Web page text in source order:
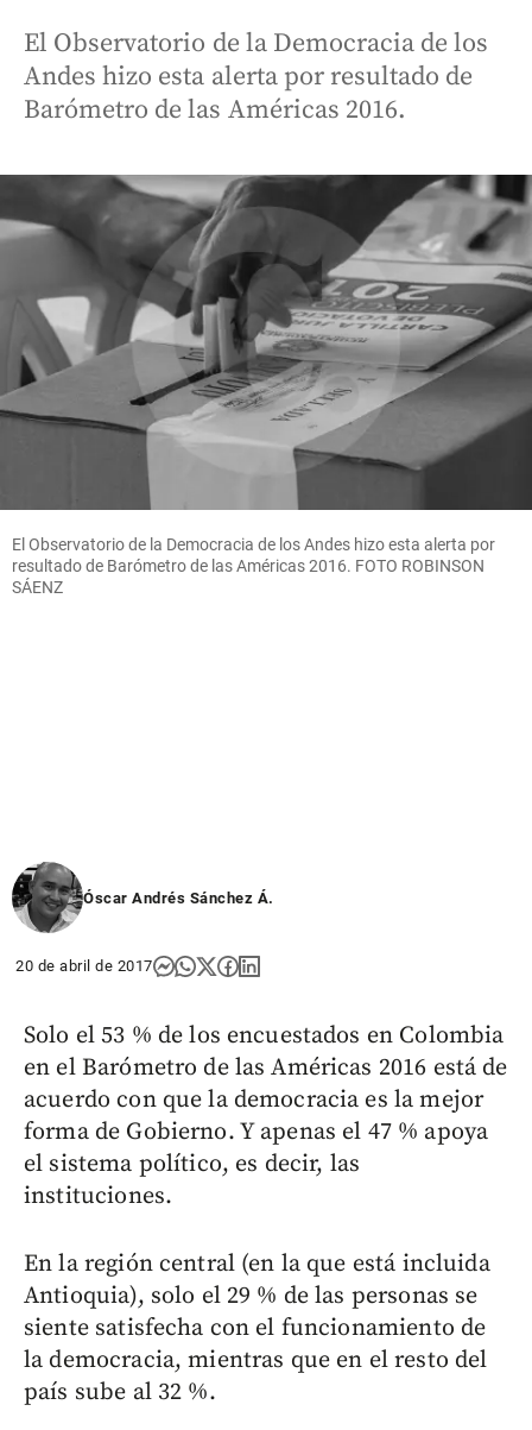
El Observatorio de la Democracia de los
Andes hizo esta alerta por resultado de
Barómetro de las Américas 2016.
El Observatorio de la Democracia de los Andes hizo esta alerta por
resultado de Barómetro de las Américas 2016. FOTO ROBINSON
SÁENZ
Óscar Andrés Sánchez Á.
20 de abril de 2017
Solo el 53 % de los encuestados en Colombia
en el Barómetro de las Américas 2016 está de
acuerdo con que la democracia es la mejor
forma de Gobierno. Y apenas el 47 % apoya
el sistema político, es decir, las
instituciones.
En la región central (en la que está incluida
Antioquia), solo el 29 % de las personas se
siente satisfecha con el funcionamiento de
la democracia, mientras que en el resto del
país sube al 32 %.